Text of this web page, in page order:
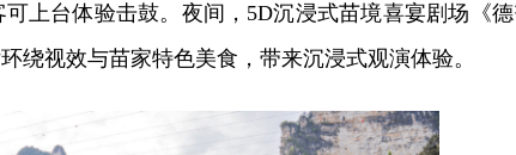
上台体验击鼓。夜间，5D沉浸式苗境喜宴剧场《
绕视效与苗家特色美食，带来沉浸式观演体验。